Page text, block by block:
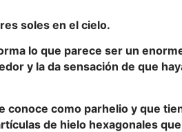
soles en el cielo.
lo que parece ser un
y la da sensación de que
conoce como parhelio y que
de hielo hexagonales